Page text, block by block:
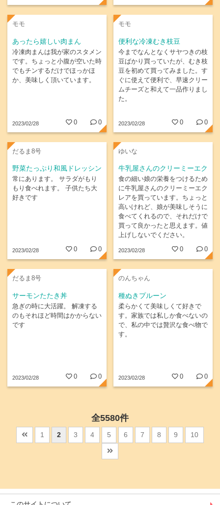
モモ
あったら嬉しい肉まん
冷凍肉まんは我が家のスタメン
です。ちょっと小腹が空いた時
でもチンするだけでほっかほ
か、美味しく頂いています。
2023/02/28 0 0
モモ
便利な冷凍むき枝豆
今までなんとなくサヤつきの枝
豆ばかり買っていたが、むき枝
豆を初めて買ってみました。す
ぐに使えて便利で、早速クリー
ムチーズと和えて一品作りまし
た。
2023/02/28 0 0
だるま8号
野菜たっぷり和風ドレッシン
グ
常にあります。 サラダがもり
もり食べれます。 子供たち大
好きです
2023/02/28 0 0
ゆいな
牛乳屋さんのクリーミーエク
レアで栄養つけて
食の細い娘の栄養をつけるため
に牛乳屋さんのクリーミーエク
レアを買っています。ちょっと
高いけれど、娘が美味しそうに
食べてくれるので、それだけで
買って良かったと思えます。値
上げしないでください。
2023/02/28 0 0
だるま8号
サーモンたたき丼
急ぎの時に大活躍。 解凍する
のもそれほど時間はかからない
です
2023/02/28 0 0
のんちゃん
種ぬきプルーン
柔らかくて美味しくて好きで
す。家族では私しか食べないの
で、私の中では贅沢な食べ物で
す。
2023/02/28 0 0
全5580件
1 2 3 4 5 6 7 8 9 10